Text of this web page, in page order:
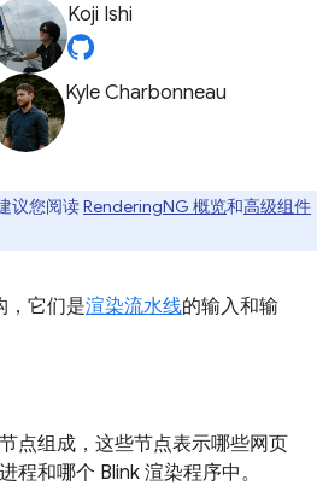
Koji Ishi
Kyle Charbonneau
议您阅读RenderingNG 概览和高级组件
，它们是渲染流水线的输入和输
点组成，这些节点表示哪些网页
程和哪个 Blink 渲染程序中。